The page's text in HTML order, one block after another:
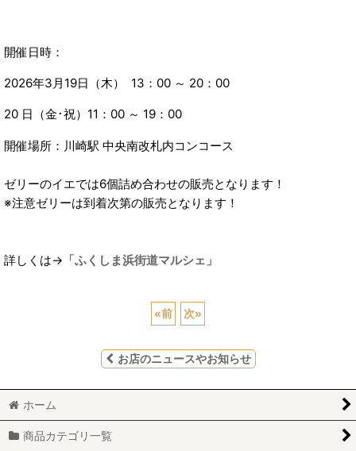
開催日時：
2026年3月19日（木） 13：00 ～ 20：00
20 日（金･祝）11：00 ～ 19：00
開催場所：川崎駅 中央南改札内コンコース
ゼリーのイエでは6個詰め合わせの販売となります！
※注意ゼリーは到着次第の販売となります！
詳しくは→ 「ふくしま浜街道マルシェ」
«前 次»
お店のニュースやお知らせ
ホーム
商品カテゴリ一覧